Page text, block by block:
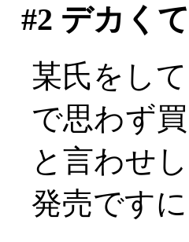
#2 デカく
某氏をし
で思わず
と言わせ
発売です